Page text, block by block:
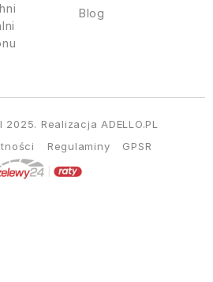
Blog
Regulaminy GPSR
2025. Realizacja ADELLO.PL